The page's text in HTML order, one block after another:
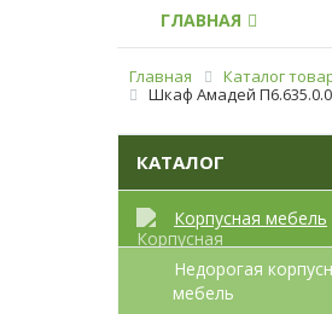
ГЛАВНАЯ
Главная Каталог
Шкаф Амадей
КАТАЛОГ
Корпусная мебель
Недорогая
мебель